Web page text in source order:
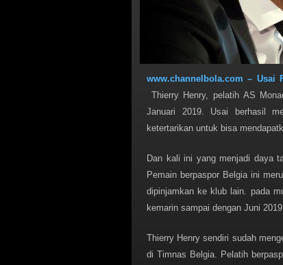
www.channelbola.com – Usai
Thierry Henry, pelatih AS
Januari 2019. Usai berhasil
ketertarikan untuk bisa
Dan kali ini yang menjadi daya
Pemain berpaspor Belgia ini
dipinjamkan ke klub lain. pada
kemarin sampai dengan Juni
Thierry Henry sendiri sudah
di Timnas Belgia. Pelatih